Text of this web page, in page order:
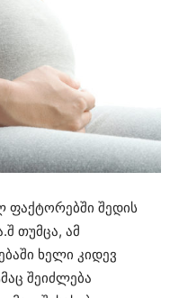
შედის
თუმცა, ამ
ხელი კიდევ
შეიძლება